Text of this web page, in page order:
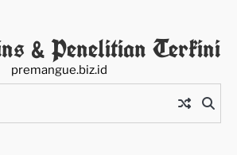
& Penelitian Terkini
premangue.biz.id